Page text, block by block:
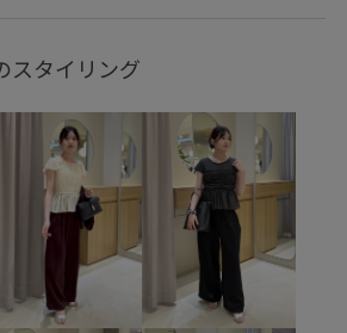
シューズ パンプス
outer_pickup Tシャツ
vis_26ssbag vis_okazakisae_may
Vカット Wbag_pickup
Wshoes_pickup Wtops_pickup
スタイリング